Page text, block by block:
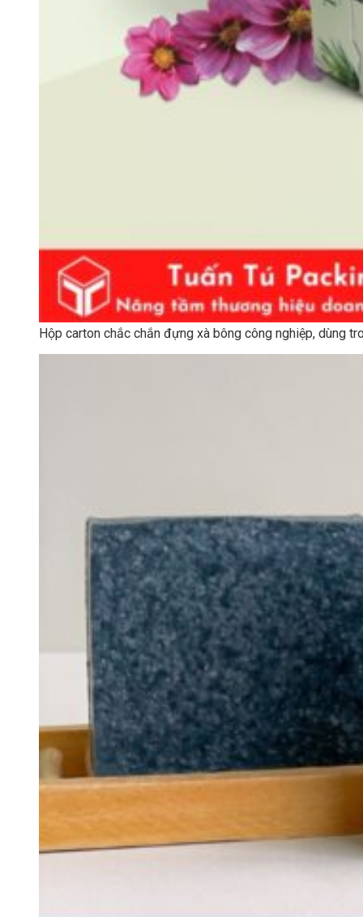
Hộp carton chắc chắn đựng xà bông công nghiệp, dùng